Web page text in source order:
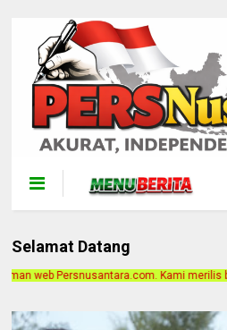
Selamat Datang
merilis berita dengan motto Akurat,